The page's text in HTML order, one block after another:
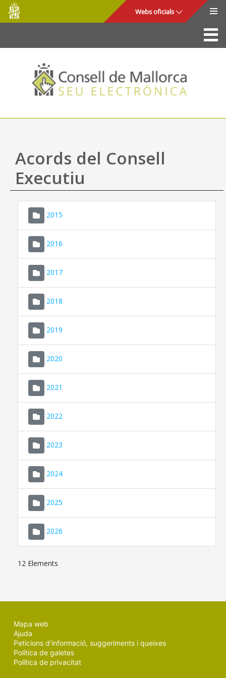
Salta al contingut principal
Consell
de
Mallorca
Webs oficials
La Seu
Consell de Mallorca
Accés i seguretat
Utilitats
Ajuda
Acords del Consell
Executiu
2015
2016
2017
2018
2019
2020
2021
2022
2023
2024
2025
2026
12 Elements
Mapa web
Ajuda
Peticions d'informació, suggeriments i queixes
Política de galetes
Política de privacitat